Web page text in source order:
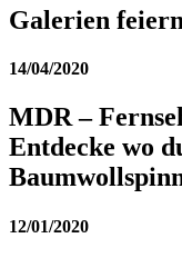
Galerien
14/04/2020
MDR –
Entdecke wo
12/01/2020